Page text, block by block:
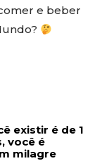
e beber
existir é de 1
você é
milagre